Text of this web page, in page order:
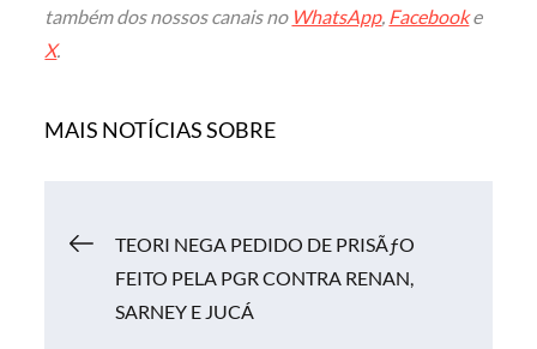
também dos nossos canais no WhatsApp, Facebooke
X.
MAIS NOTÍCIAS SOBRE
Navegação
de
TEORI NEGA PEDIDO DE PRISÃƒO
FEITO PELA PGR CONTRA RENAN,
SARNEY E JUCÁ